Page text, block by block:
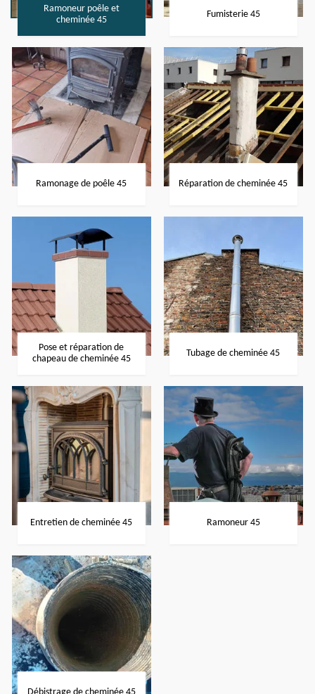
Ramoneur poêle et
cheminée 45
Fumisterie 45
Ramonage de poêle 45 Réparation de cheminée 45
Pose et réparation de
chapeau de cheminée 45
Tubage de cheminée 45
Entretien de cheminée 45 Ramoneur 45